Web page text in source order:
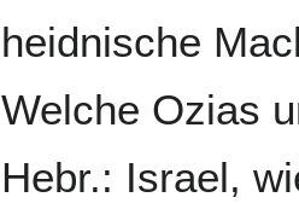
heidnische
Welche Ozias
Hebr.: Israel,